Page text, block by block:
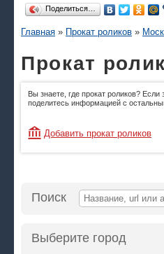
Поделиться…
Главная » Прокат роликов »
Прокат
Вы знаете, где прокат роликов? Если
поделитесь информацией с
Добавить прокат роликов
Поиск
Выберите город